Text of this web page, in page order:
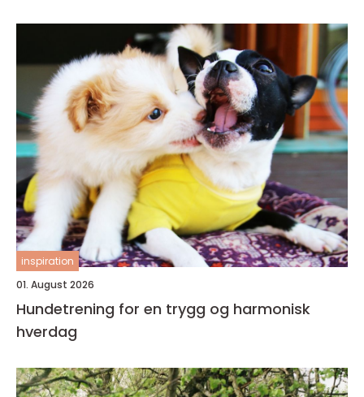
inspiration
01. August 2026
Hundetrening for en trygg og harmonisk
hverdag